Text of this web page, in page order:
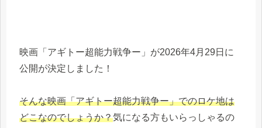
映画「アギトー超能力戦争ー」が2026年4月29日に
公開が決定しました！
そんな映画「アギトー超能力戦争ー」でのロケ地は
どこなのでしょうか？気になる方もいらっしゃるの